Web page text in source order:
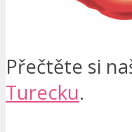
Přečtěte si
Turecku.